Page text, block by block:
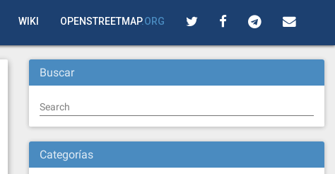
WIKI OPENSTREETMAP.ORG
Buscar
Search
Categorías